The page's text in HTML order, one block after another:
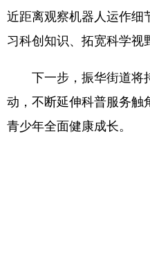
近距离观察机器人运作细
习科创知识、拓宽科学视
下一步，振华街道将持
动，不断延伸科普服务触
青少年全面健康成长。